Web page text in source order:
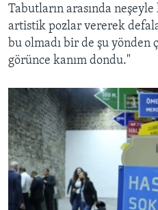
Tabutların arasında
artistik pozlar vererek
bu olmadı bir de şu yönden
görünce kanım dondu."